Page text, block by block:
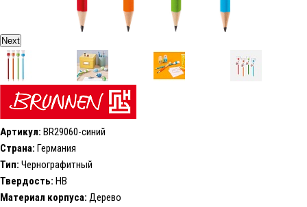
Next
Артикул: BR29060-синий
Страна: Германия
Тип: Чернографитный
Твердость: HB
Материал корпуса: Дерево